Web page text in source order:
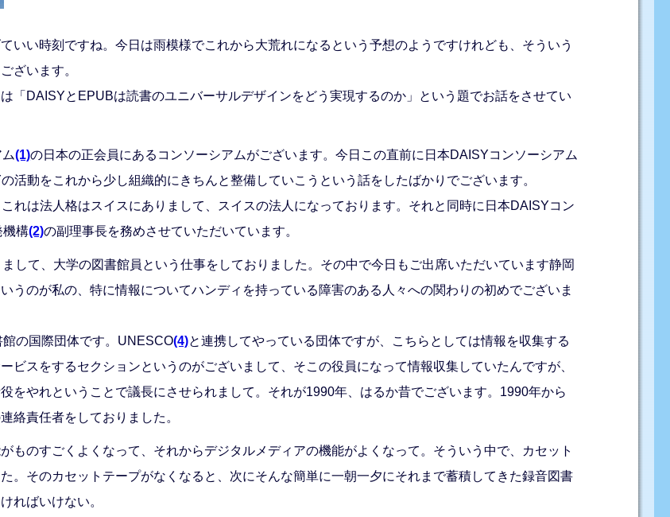
い時刻ですね。今日は雨模様でこれから大荒れになるという予想のようですけれども、そういう
ざいます。
「DAISYとEPUBは読書のユニバーサルデザインをどう実現するのか」という題でお話をさせてい
(1)の日本の正会員にあるコンソーシアムがございます。今日この直前に日本DAISYコンソーシアム
活動をこれから少し組織的にきちんと整備していこうという話をしたばかりでございます。
れは法人格はスイスにありまして、スイスの法人になっております。それと同時に日本DAISYコン
機構(2)の副理事長を務めさせていただいています。
して、大学の図書館員という仕事をしておりました。その中で今日もご出席いただいています静岡
うのが私の、特に情報についてハンディを持っている障害のある人々への関わりの初めでございま
の国際団体です。UNESCO(4)と連携してやっている団体ですが、こちらとしては情報を収集する
ビスをするセクションというのがございまして、そこの役員になって情報収集していたんですが、
をやれということで議長にさせられまして。それが1990年、はるか昔でございます。1990年から
絡責任者をしておりました。
のすごくよくなって、それからデジタルメディアの機能がよくなって。そういう中で、カセット
。そのカセットテープがなくなると、次にそんな簡単に一朝一夕にそれまで蓄積してきた録音図書
ればいけない。